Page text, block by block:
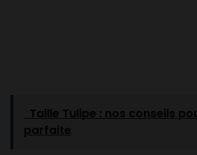
Taille Tulipe : nos conseils
parfaite